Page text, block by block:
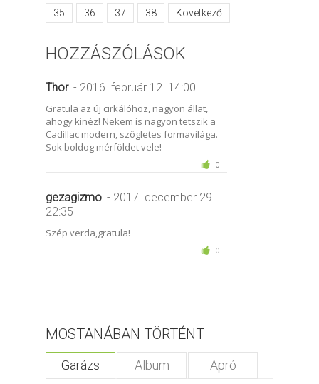
35 36 37 38 Következő
HOZZÁSZÓLÁSOK
Thor - 2016. február 12. 14:00
Gratula az új cirkálóhoz, nagyon állat,
ahogy kinéz! Nekem is nagyon tetszik a
Cadillac modern, szögletes formavilága.
Sok boldog mérföldet vele!
0
gezagizmo - 2017. december 29.
22:35
Szép verda,gratula!
0
MOSTANÁBAN TÖRTÉNT
Garázs Album Apró